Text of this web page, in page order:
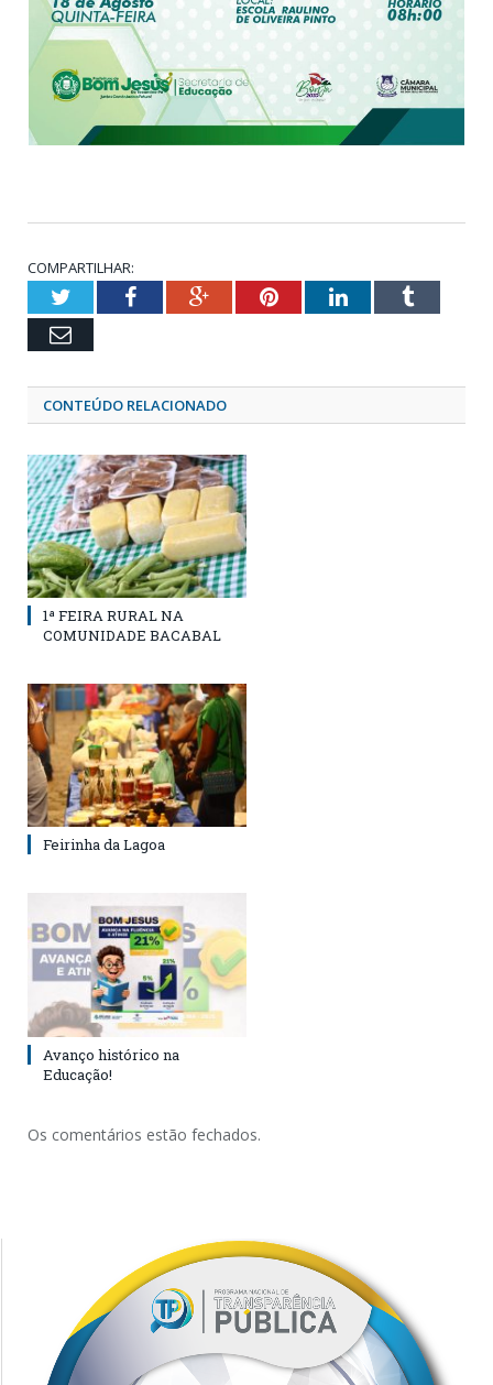
COMPARTILHAR:
TwitterFacebookGoogle+PinterestLinkedInTumblr
Email
CONTEÚDO RELACIONADO
1ª FEIRA RURAL NA
COMUNIDADE BACABAL
Feirinha da Lagoa
Avanço histórico na
Educação!
Os comentários estão fechados.